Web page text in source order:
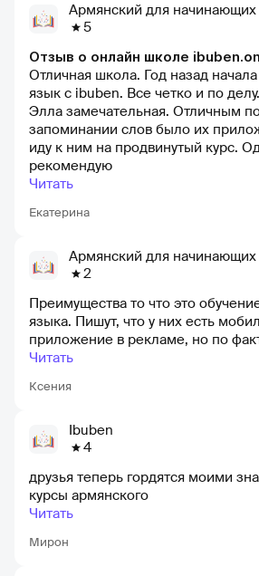
Армянский для начинающих
5
Екатерина
Отзыв о онлайн школе
Отличная школа. Год назад
язык с ibuben. Все четко и по
Элла замечательная. Отличным
запоминании слов было их
иду к ним на продвинутый курс.
рекомендую
Читать
Армянский для начинающих
2
Ксения
Преимущества то что это
языка. Пишут, что у них есть
приложение в рекламе, но по
Читать
Ibuben
4
Мирон
друзья теперь гордятся моими
курсы армянского
Читать